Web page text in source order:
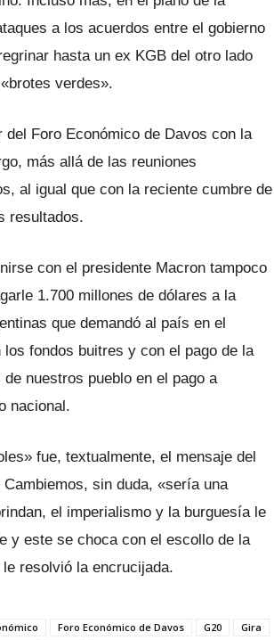
a los acuerdos entre el gobierno
hasta un ex KGB del otro lado
verdes».
Foro Económico de Davos con la
más allá de las reuniones
al igual que con la reciente cumbre de
resultados.
con el presidente Macron tampoco
1.700 millones de dólares a la
que demandó al país en el
fondos buitres y con el pago de la
nuestros pueblo en el pago a
nacional.
fue, textualmente, el mensaje del
sin duda, «sería una
el imperialismo y la burguesía le
y este se choca con el escollo de la
resolvió la encrucijada.
Foro Económico de Davos G20
Gira